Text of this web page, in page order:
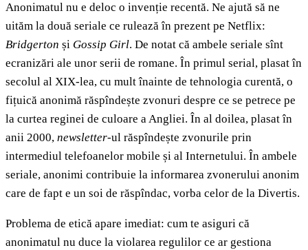
Anonimatul nu e deloc o invenție recentă. Ne ajută să ne
uităm la două seriale ce rulează în prezent pe Netflix:
Bridgerton și Gossip Girl. De notat că ambele seriale sînt
ecranizări ale unor serii de romane. În primul serial, plasat în
secolul al XIX-lea, cu mult înainte de tehnologia curentă, o
fițuică anonimă răspîndește zvonuri despre ce se petrece pe
la curtea reginei de culoare a Angliei. În al doilea, plasat în
anii 2000, newsletter-ul răspîndește zvonurile prin
intermediul telefoanelor mobile și al Internetului. În ambele
seriale, anonimi contribuie la informarea zvonerului anonim
care de fapt e un soi de răspîndac, vorba celor de la Divertis.
Problema de etică apare imediat: cum te asiguri că
anonimatul nu duce la violarea regulilor ce ar gestiona